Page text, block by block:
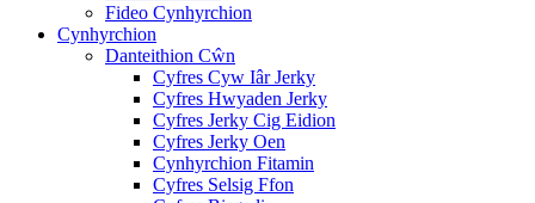
Fideo Cynhyrchion
Cynhyrchion
Danteithion Cŵn
Cyfres Cyw Iâr Jerky
Cyfres Hwyaden Jerky
Cyfres Jerky Cig Eidion
Cyfres Jerky Oen
Cynhyrchion Fitamin
Cyfres Selsig Ffon